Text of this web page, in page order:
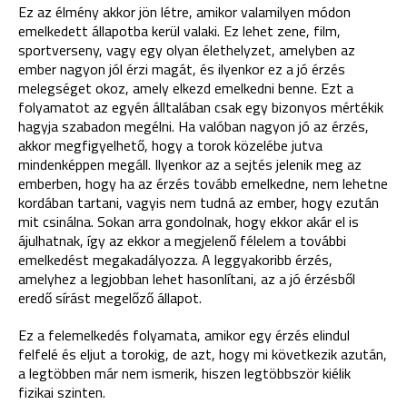
Ez az élmény akkor jön létre, amikor valamilyen módon
emelkedett állapotba kerül valaki. Ez lehet zene, film,
sportverseny, vagy egy olyan élethelyzet, amelyben az
ember nagyon jól érzi magát, és ilyenkor ez a jó érzés
melegséget okoz, amely elkezd emelkedni benne. Ezt a
folyamatot az egyén álltalában csak egy bizonyos mértékik
hagyja szabadon megélni. Ha valóban nagyon jó az érzés,
akkor megfigyelhető, hogy a torok közelébe jutva
mindenképpen megáll. Ilyenkor az a sejtés jelenik meg az
emberben, hogy ha az érzés tovább emelkedne, nem lehetne
kordában tartani, vagyis nem tudná az ember, hogy ezután
mit csinálna. Sokan arra gondolnak, hogy ekkor akár el is
ájulhatnak, így az ekkor a megjelenő félelem a további
emelkedést megakadályozza. A leggyakoribb érzés,
amelyhez a legjobban lehet hasonlítani, az a jó érzésből
eredő sírást megelőző állapot.
Ez a felemelkedés folyamata, amikor egy érzés elindul
felfelé és eljut a torokig, de azt, hogy mi következik azután,
a legtöbben már nem ismerik, hiszen legtöbbször kiélik
fizikai szinten.